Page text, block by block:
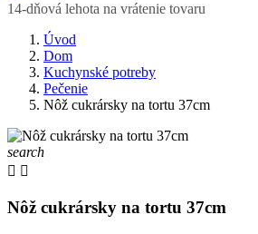
14-dňová lehota na vrátenie tovaru
Úvod
Dom
Kuchynské potreby
Pečenie
Nôž cukrársky na tortu 37cm
search
 
Nôž cukrársky na tortu 37cm